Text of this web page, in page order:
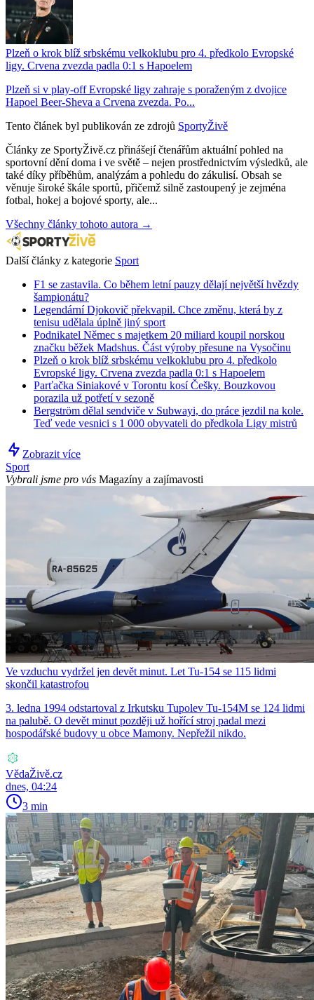
Plzeň o krok blíž srbskému velkoklubu pro 4. předkolo Evropské
ligy. Crvena zvezda padla 0:1 s Hapoelem
Plzeň si v play-off Evropské ligy zahraje s poraženým z dvojice
Hapoel Beer-Sheva a Crvena zvezda. Po...
Tento článek byl publikován ze zdrojů SportyŽivě
Články ze SportyŽivě.cz přinášejí čtenářům aktuální pohled na
sportovní dění doma i ve světě – nejen prostřednictvím výsledků, ale
také díky příběhům, analýzám a pohledu do zákulisí. Obsah se
věnuje široké škále sportů, přičemž silně zastoupený je zejména
fotbal, hokej a bojové sporty, ale...
Všechny články tohoto autora →
Další články z kategorie Sport
F1 se zastavila. Co během letní pauzy dělají největší hvězdy
šampionátu?
Legendární Djokovič překvapil. Chce změnu, která by z
tenisu udělala úplně jiný sport
Podnikatel Němec s majetkem 20 miliard koupil norskou
značku běžek Madshus. Část výroby přesune na Vysočinu
Plzeň o krok blíž srbskému velkoklubu pro 4. předkolo
Evropské ligy. Crvena zvezda padla 0:1 s Hapoelem
Parťačka Siniakové v Torontu kosí Češky. Bouzkovou
porazila už potřetí v sezoně
Bergström dělal sendviče v Subwayi, do práce jezdil na kole.
Teď vede vesnici s 1 000 obyvateli do předkola Ligy mistrů
Zobrazit více
Sport
Vybrali jsme pro vás Magazíny a zajímavosti
Ve vzduchu vydržel jen devět minut. Let Tu-154 se 115 lidmi
skončil katastrofou
3. ledna 1994 odstartoval z Irkutsku Tupolev Tu-154M se 124 lidmi
na palubě. O devět minut později už hořící stroj padal mezi
hospodářské budovy u obce Mamony. Nepřežil nikdo.
VědaŽivě.cz
dnes, 04:24
3 min